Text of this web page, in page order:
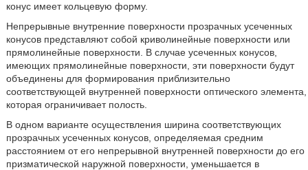
конус имеет кольцевую форму.
Непрерывные внутренние поверхности прозрачных усеченных
конусов представляют собой криволинейные поверхности или
прямолинейные поверхности. В случае усеченных конусов,
имеющих прямолинейные поверхности, эти поверхности будут
объединены для формирования приблизительно
соответствующей внутренней поверхности оптического элемента,
которая ограничивает полость.
В одном варианте осуществления ширина соответствующих
прозрачных усеченных конусов, определяемая средним
расстоянием от его непрерывной внутренней поверхности до его
призматической наружной поверхности, уменьшается в